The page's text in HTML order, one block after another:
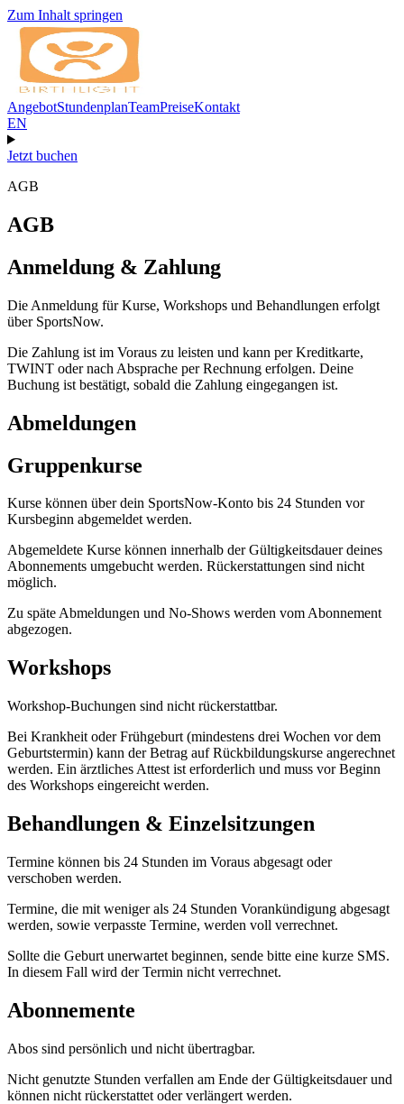
Zum Inhalt springen
AngebotStundenplanTeamPreiseKontakt
EN
Jetzt buchen
AGB
AGB
Anmeldung & Zahlung
Die Anmeldung für Kurse, Workshops und Behandlungen erfolgt
über SportsNow.
Die Zahlung ist im Voraus zu leisten und kann per Kreditkarte,
TWINT oder nach Absprache per Rechnung erfolgen. Deine
Buchung ist bestätigt, sobald die Zahlung eingegangen ist.
Abmeldungen
Gruppenkurse
Kurse können über dein SportsNow-Konto bis 24 Stunden vor
Kursbeginn abgemeldet werden.
Abgemeldete Kurse können innerhalb der Gültigkeitsdauer deines
Abonnements umgebucht werden. Rückerstattungen sind nicht
möglich.
Zu späte Abmeldungen und No-Shows werden vom Abonnement
abgezogen.
Workshops
Workshop-Buchungen sind nicht rückerstattbar.
Bei Krankheit oder Frühgeburt (mindestens drei Wochen vor dem
Geburtstermin) kann der Betrag auf Rückbildungskurse angerechnet
werden. Ein ärztliches Attest ist erforderlich und muss vor Beginn
des Workshops eingereicht werden.
Behandlungen & Einzelsitzungen
Termine können bis 24 Stunden im Voraus abgesagt oder
verschoben werden.
Termine, die mit weniger als 24 Stunden Vorankündigung abgesagt
werden, sowie verpasste Termine, werden voll verrechnet.
Sollte die Geburt unerwartet beginnen, sende bitte eine kurze SMS.
In diesem Fall wird der Termin nicht verrechnet.
Abonnemente
Abos sind persönlich und nicht übertragbar.
Nicht genutzte Stunden verfallen am Ende der Gültigkeitsdauer und
können nicht rückerstattet oder verlängert werden.